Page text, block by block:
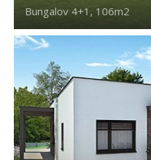
Bungalov 4+1, 106m2